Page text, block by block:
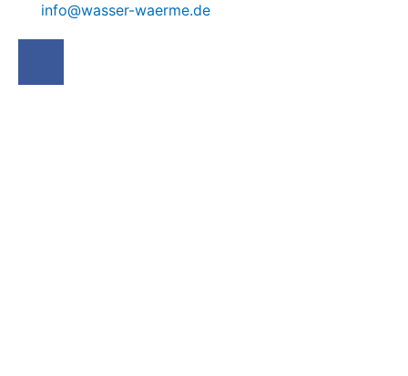
info@wasser-waerme.de